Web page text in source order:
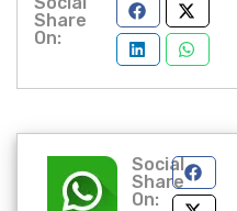
Share
On:
Social
Share
On: